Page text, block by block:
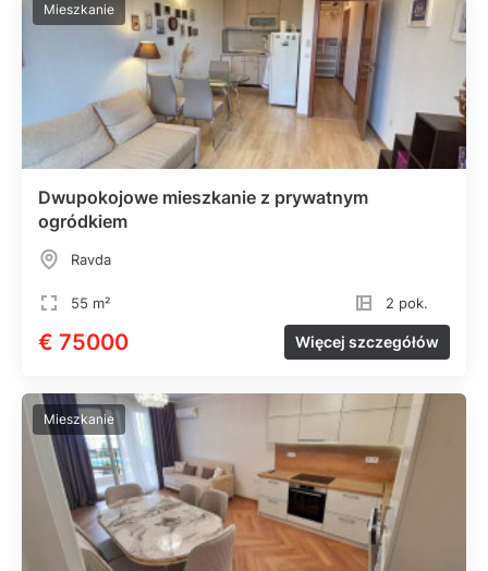
Mieszkanie
Dwupokojowe mieszkanie z prywatnym
ogródkiem
Ravda
55 m² 2 pok.
€ 75000 Więcej szczegółów
Mieszkanie